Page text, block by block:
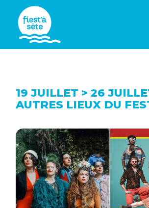
19 JUILLET > 26
AUTRES LIEUX DU